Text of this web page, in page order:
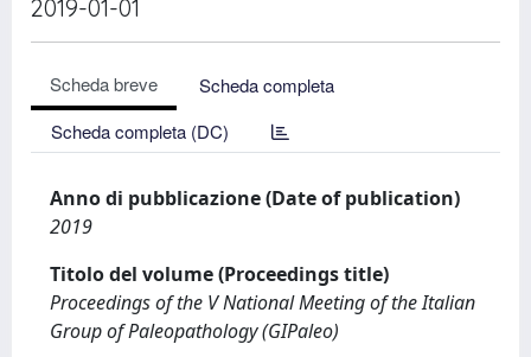
2019-01-01
Scheda breve
Scheda completa
Scheda completa (DC)
Anno di pubblicazione (Date of publication)
2019
Titolo del volume (Proceedings title)
Proceedings of the V National Meeting of the Italian
Group of Paleopathology (GIPaleo)